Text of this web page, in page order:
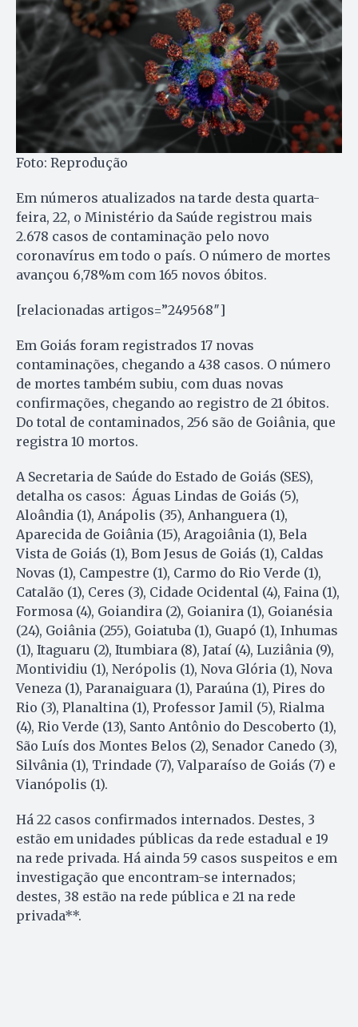
Foto: Reprodução
Em números atualizados na tarde desta quarta-
feira, 22, o Ministério da Saúde registrou mais
2.678 casos de contaminação pelo novo
coronavírus em todo o país. O número de mortes
avançou 6,78%m com 165 novos óbitos.
[relacionadas artigos=”249568″]
Em Goiás foram registrados 17 novas
contaminações, chegando a 438 casos. O número
de mortes também subiu, com duas novas
confirmações, chegando ao registro de 21 óbitos.
Do total de contaminados, 256 são de Goiânia, que
registra 10 mortos.
A Secretaria de Saúde do Estado de Goiás (SES),
detalha os casos: Águas Lindas de Goiás (5),
Aloândia (1), Anápolis (35), Anhanguera (1),
Aparecida de Goiânia (15), Aragoiânia (1), Bela
Vista de Goiás (1), Bom Jesus de Goiás (1), Caldas
Novas (1), Campestre (1), Carmo do Rio Verde (1),
Catalão (1), Ceres (3), Cidade Ocidental (4), Faina (1),
Formosa (4), Goiandira (2), Goianira (1), Goianésia
(24), Goiânia (255), Goiatuba (1), Guapó (1), Inhumas
(1), Itaguaru (2), Itumbiara (8), Jataí (4), Luziânia (9),
Montividiu (1), Nerópolis (1), Nova Glória (1), Nova
Veneza (1), Paranaiguara (1), Paraúna (1), Pires do
Rio (3), Planaltina (1), Professor Jamil (5), Rialma
(4), Rio Verde (13), Santo Antônio do Descoberto (1),
São Luís dos Montes Belos (2), Senador Canedo (3),
Silvânia (1), Trindade (7), Valparaíso de Goiás (7) e
Vianópolis (1).
Há 22 casos confirmados internados. Destes, 3
estão em unidades públicas da rede estadual e 19
na rede privada. Há ainda 59 casos suspeitos e em
investigação que encontram-se internados;
destes, 38 estão na rede pública e 21 na rede
privada**.